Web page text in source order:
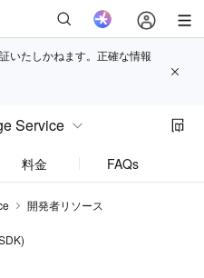
いたしかねます。正確な情報
Service
料金 FAQs
開発者リソース